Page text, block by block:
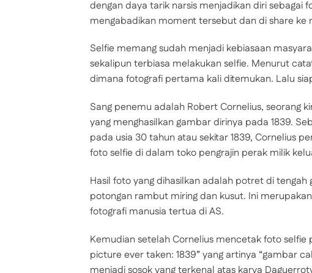
dengan daya tarik narsis menjadikan diri
mengabadikan moment tersebut dan di share ke
Selfie memang sudah menjadi kebiasaan
sekalipun terbiasa melakukan selfie. Menurut
dimana fotografi pertama kali ditemukan. Lalu
Sang penemu adalah Robert Cornelius, seorang
yang menghasilkan gambar dirinya pada 1839.
pada usia 30 tahun atau sekitar 1839, Cornelius
foto selfie di dalam toko pengrajin perak milik
Hasil foto yang dihasilkan adalah potret di
potongan rambut miring dan kusut. Ini
fotografi manusia tertua di AS.
Kemudian setelah Cornelius mencetak foto
picture ever taken: 1839” yang artinya “gambar
menjadi sosok yang terkenal atas karya